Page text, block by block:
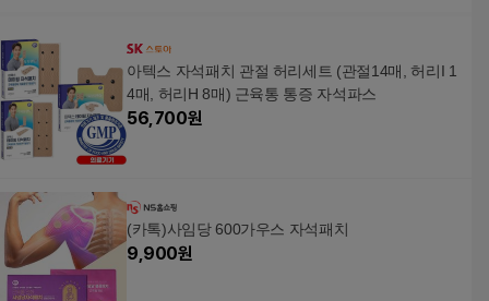
아텍스 자석패치 관절 허리세트 (관절14매, 허리I 1
4매, 허리H 8매) 근육통 통증 자석파스
56,700원
(카톡)사임당 600가우스 자석패치
9,900원